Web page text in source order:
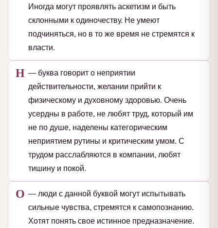
Иногда могут проявлять аскетизм и быть
склонными к одиночеству. Не умеют
подчиняться, но в то же время не стремятся к
власти.
Н — буква говорит о неприятии
действительности, желании прийти к
физическому и духовному здоровью. Очень
усердны в работе, не любят труд, который им
не по душе, наделены категорическим
неприятием рутины и критическим умом. С
трудом расслабляются в компании, любят
тишину и покой.
О — люди с данной буквой могут испытывать
сильные чувства, стремятся к самопознанию.
Хотят понять свое истинное предназначение.